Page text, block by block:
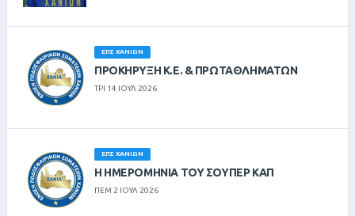
ΕΠΣ ΧΑΝΊΩΝ
ΠΡΟΚΗΡΥΞΗ Κ.Ε. & ΠΡΩΤΑΘΛΗΜΑΤΩΝ
ΤΡΙ 14 ΙΟΥΛ 2026
ΕΠΣ ΧΑΝΊΩΝ
Η ΗΜΕΡΟΜΗΝΙΑ ΤΟΥ ΣΟΥΠΕΡ ΚΑΠ
ΠΕΜ 2 ΙΟΥΛ 2026